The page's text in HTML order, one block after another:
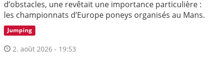
d’obstacles, une revêtait une importance particulière :
les championnats d’Europe poneys organisés au Mans.
Jumping
2. août 2026 - 19:53